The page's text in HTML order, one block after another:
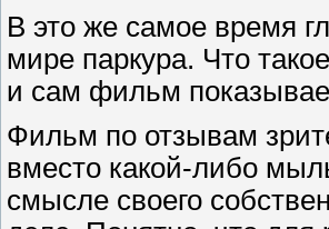
В это же самое время
мире паркура. Что
и сам фильм
Фильм по отзывам
вместо какой-либо
смысле своего